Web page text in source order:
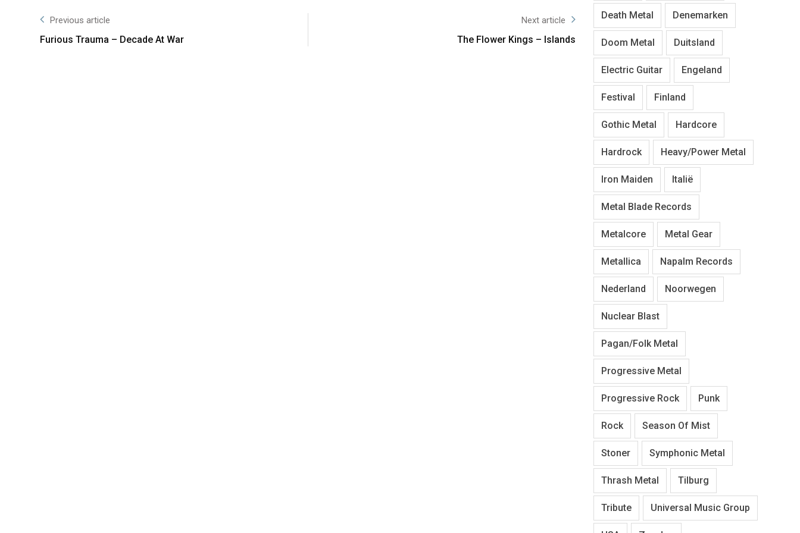
Previous article
Furious Trauma – Decade At War
Next article
The Flower Kings – Islands
Death Metal Denemarken
Doom Metal Duitsland
Electric Guitar Engeland
Festival Finland
Gothic Metal Hardcore
Hardrock Heavy/Power Metal
Iron Maiden Italië
Metal Blade Records
Metalcore Metal Gear
Metallica Napalm Records
Nederland Noorwegen
Nuclear Blast
Pagan/Folk Metal
Progressive Metal
Progressive Rock Punk
Rock Season Of Mist
Stoner Symphonic Metal
Thrash Metal Tilburg
Tribute Universal Music Group